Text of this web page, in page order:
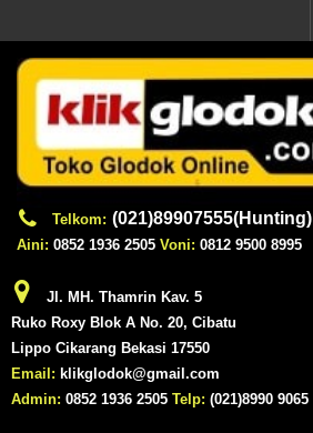
Telkom: (021)89907555(Hunting)
Aini: 0852 1936 2505 Voni: 0812 9500 8995
Jl. MH. Thamrin Kav. 5
Ruko Roxy Blok A No. 20, Cibatu
Lippo Cikarang Bekasi 17550
Email: klikglodok@gmail.com
Admin: 0852 1936 2505 Telp: (021)8990 9065